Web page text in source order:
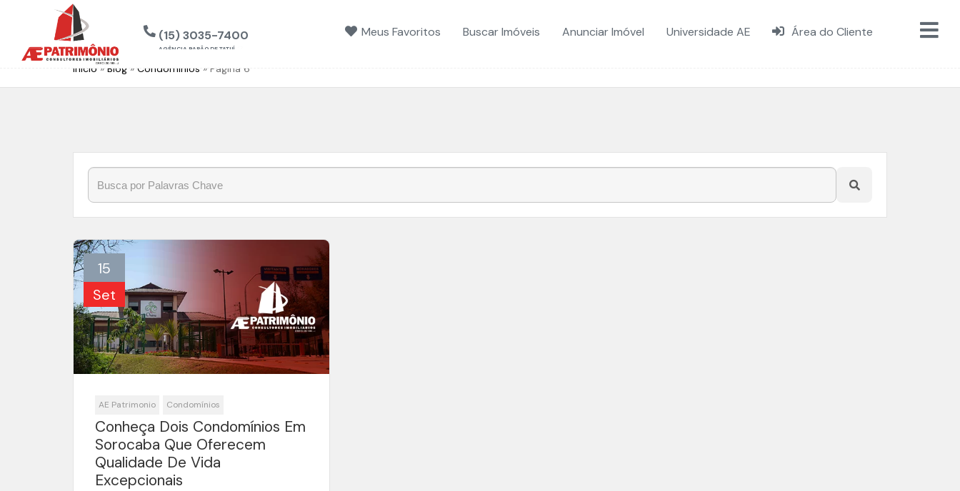
(15) 3035-7400
AGÊNCIA BARÃO DE TATUÍ
Meus Favoritos Buscar Imóveis Anunciar Imóvel Universidade AE Área do Cliente
Início»Blog » Condomínios » Página 6
15
Set
AE Patrimonio Condomínios
Conheça Dois Condomínios Em
Sorocaba Que Oferecem
Qualidade De Vida
Excepcionais